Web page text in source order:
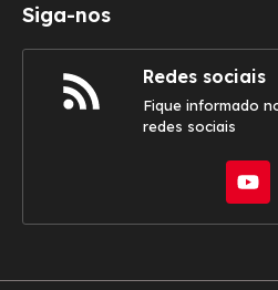
Siga-nos
Redes sociais
Fique informado
redes sociais